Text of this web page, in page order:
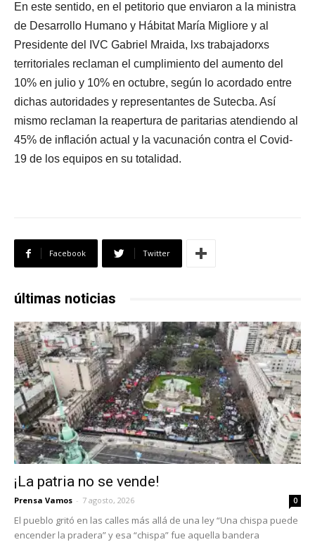
En este sentido, en el petitorio que enviaron a la ministra
de Desarrollo Humano y Hábitat María Migliore y al
Presidente del IVC Gabriel Mraida, lxs trabajadorxs
territoriales reclaman el cumplimiento del aumento del
10% en julio y 10% en octubre, según lo acordado entre
dichas autoridades y representantes de Sutecba. Así
mismo reclaman la reapertura de paritarias atendiendo al
45% de inflación actual y la vacunación contra el Covid-
19 de los equipos en su totalidad.
Facebook Twitter
últimas noticias
¡La patria no se vende!
Prensa Vamos - 7 agosto, 2026 0
El pueblo gritó en las calles más allá de una ley “Una chispa puede
encender la pradera” y esa “chispa” fue aquella bandera